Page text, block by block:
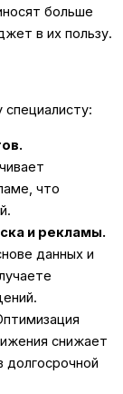
больше
в их пользу.
что
и рекламы.
данных и
снижает
долгосрочной